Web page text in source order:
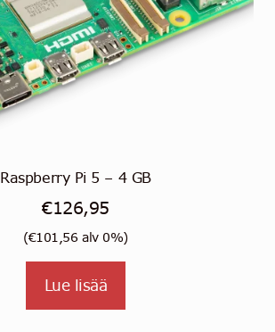
Raspberry Pi 5 – 4 GB
€126,95
(€101,56alv 0%)
Lue lisää